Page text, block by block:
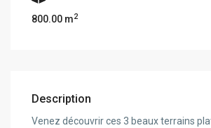
800.00 m2
Description
Venez découvrir ces 3 beaux terrains